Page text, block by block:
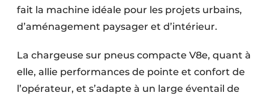
fait la machine idéale pour les projets urbains,
d’aménagement paysager et d’intérieur.
La chargeuse sur pneus compacte V8e, quant à
elle, allie performances de pointe et confort de
l’opérateur, et s’adapte à un large éventail de